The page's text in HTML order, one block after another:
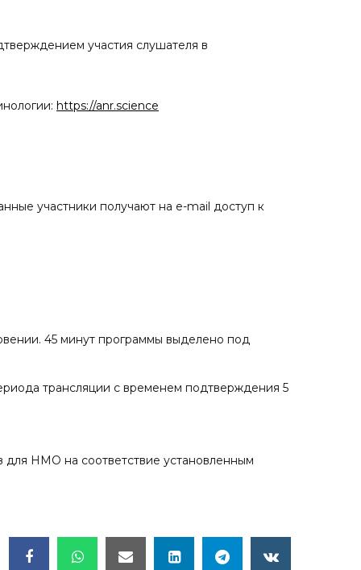
участия слушателя в
https://anr.science
участники получают на e-mail доступ к
45 минут программы выделено под
трансляции с временем подтверждения 5
НМО на соответствие установленным